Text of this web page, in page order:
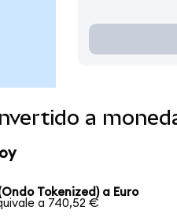
a
Tokenized) a Euro
a 740,52 €